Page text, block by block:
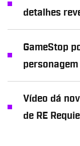
detalhes
GameStop
personagem
Vídeo dá
de RE